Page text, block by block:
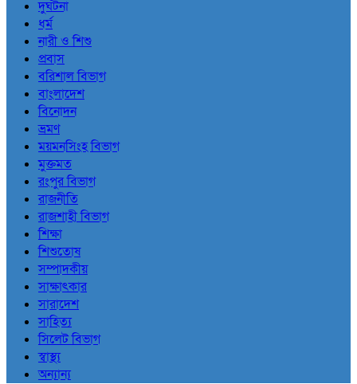
দুর্ঘটনা
ধর্ম
নারী ও শিশু
প্রবাস
বরিশাল বিভাগ
বাংলাদেশ
বিনোদন
ভ্রমণ
ময়মনসিংহ বিভাগ
মুক্তমত
রংপুর বিভাগ
রাজনীতি
রাজশাহী বিভাগ
শিক্ষা
শিশুতোষ
সম্পাদকীয়
সাক্ষাৎকার
সারাদেশ
সাহিত্য
সিলেট বিভাগ
স্বাস্থ্য
অন্যান্য